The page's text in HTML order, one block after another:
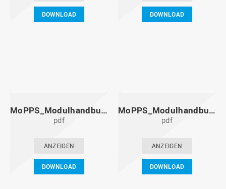
DOWNLOAD DOWNLOAD
MoPPS_Modulhandbuch_20111201.pdf
pdf
ANZEIGEN
DOWNLOAD
MoPPS_Modulhandbuch_20110601.pdf
pdf
ANZEIGEN
DOWNLOAD